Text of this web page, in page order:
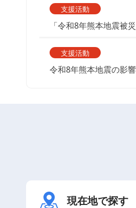
支援活動
「令和8年熊本地震被
支援活動
令和8年熊本地震の影
現在地で探す